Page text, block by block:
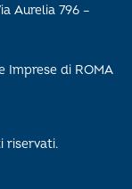
Aurelia 796 –
Imprese di ROMA
riservati.